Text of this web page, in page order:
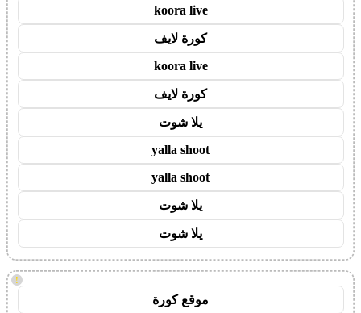
koora live
كورة لايف
koora live
كورة لايف
يلا شوت
yalla shoot
yalla shoot
يلا شوت
يلا شوت
!
موقع كورة